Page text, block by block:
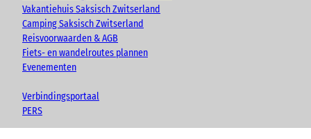
Vakantiehuis Saksisch Zwitserland
Camping Saksisch Zwitserland
Reisvoorwaarden & AGB
Fiets- en wandelroutes plannen
Evenementen
Verbindingsportaal
PERS